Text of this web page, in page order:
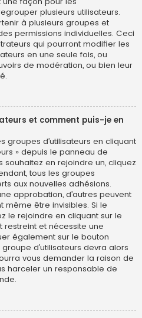
plusieurs utilisateurs.
à plusieurs groupes et
permissions individuelles. Ceci
qui pourront modifier les
en une seule fois, ou
de modération, ou bien leur
et comment puis-je en
groupes d’utilisateurs en cliquant
» depuis le panneau de
souhaitez en rejoindre un, cliquez
tous les groupes
aux nouvelles adhésions.
approbation, d’autres peuvent
même être invisibles. Si le
le rejoindre en cliquant sur le
et nécessite une
également sur le bouton
d’utilisateurs devra alors
vous demander la raison de
harceler un responsable de